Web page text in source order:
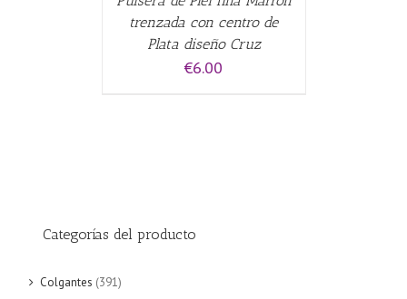
trenzada con centro de
Plata diseño Cruz
€6.00
Categorías del producto
Colgantes (391)